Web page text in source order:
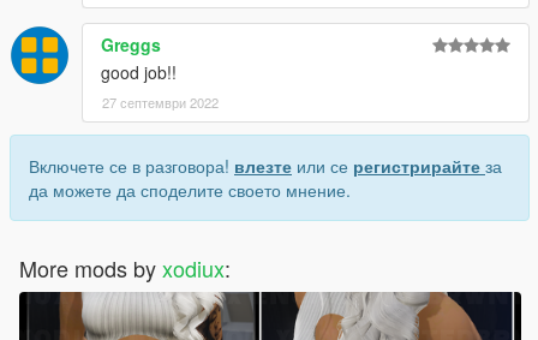
Greggs
good job!!
27 септември 2022
Включете се в разговора! влезте или се регистрирайте за
да можете да споделите своето мнение.
More mods byxodiux: